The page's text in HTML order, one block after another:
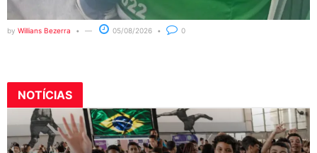
by Willians Bezerra 05/08/2026 0
NOTÍCIAS